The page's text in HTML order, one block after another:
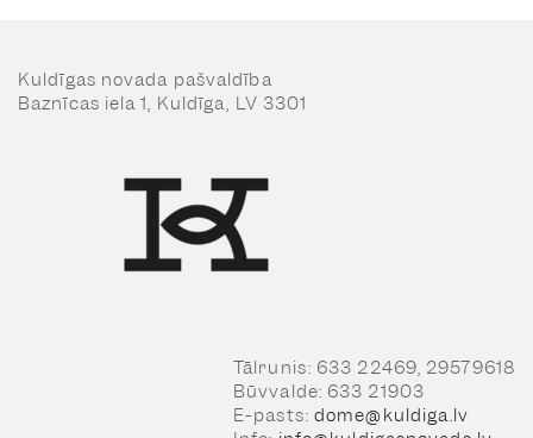
Kuldīgas novada pašvaldība
Baznīcas iela 1, Kuldīga, LV 3301
Tālrunis: 633 22469, 29579618
Būvvalde: 633 21903
E-pasts: dome@kuldiga.lv